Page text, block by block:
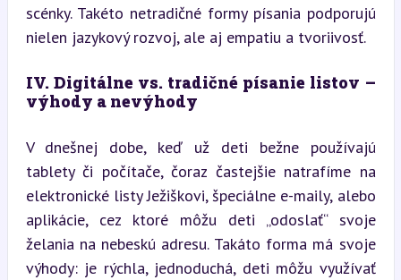
scénky. Takéto netradičné formy písania podporujú
nielen jazykový rozvoj, ale aj empatiu a tvoriivosť.
IV. Digitálne vs. tradičné písanie listov –
výhody a nevýhody
V dnešnej dobe, keď už deti bežne používajú
tablety či počítače, čoraz častejšie natrafíme na
elektronické listy Ježiškovi, špeciálne e-maily, alebo
aplikácie, cez ktoré môžu deti „odoslať“ svoje
želania na nebeskú adresu. Takáto forma má svoje
výhody: je rýchla, jednoduchá, deti môžu využívať